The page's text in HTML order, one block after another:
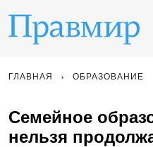
ГЛАВНАЯ ОБРАЗОВАНИЕ
Семейное
нельзя